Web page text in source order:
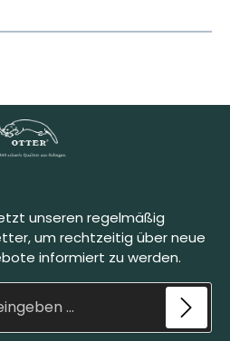
unseren regelmäßig
um rechtzeitig über neue
informiert zu werden.